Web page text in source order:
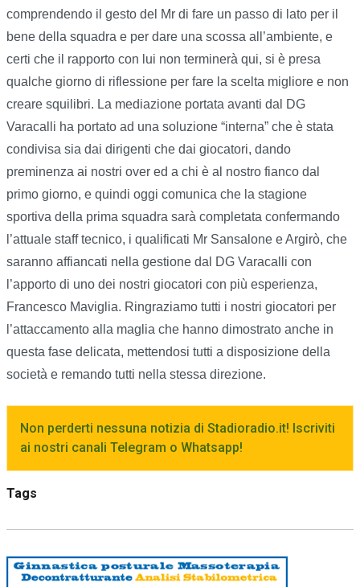
comprendendo il gesto del Mr di fare un passo di lato per il
bene della squadra e per dare una scossa all’ambiente, e
certi che il rapporto con lui non terminerà qui, si è presa
qualche giorno di riflessione per fare la scelta migliore e non
creare squilibri. La mediazione portata avanti dal DG
Varacalli ha portato ad una soluzione “interna” che è stata
condivisa sia dai dirigenti che dai giocatori, dando
preminenza ai nostri over ed a chi è al nostro fianco dal
primo giorno, e quindi oggi comunica che la stagione
sportiva della prima squadra sarà completata confermando
l’attuale staff tecnico, i qualificati Mr Sansalone e Argirò, che
saranno affiancati nella gestione dal DG Varacalli con
l’apporto di uno dei nostri giocatori con più esperienza,
Francesco Maviglia. Ringraziamo tutti i nostri giocatori per
l’attaccamento alla maglia che hanno dimostrato anche in
questa fase delicata, mettendosi tutti a disposizione della
società e remando tutti nella stessa direzione.
Non perderti nessuna notizia di Stadioradio.it! Iscriviti
ai nostri canali Telegram o Whatsapp!
Tags